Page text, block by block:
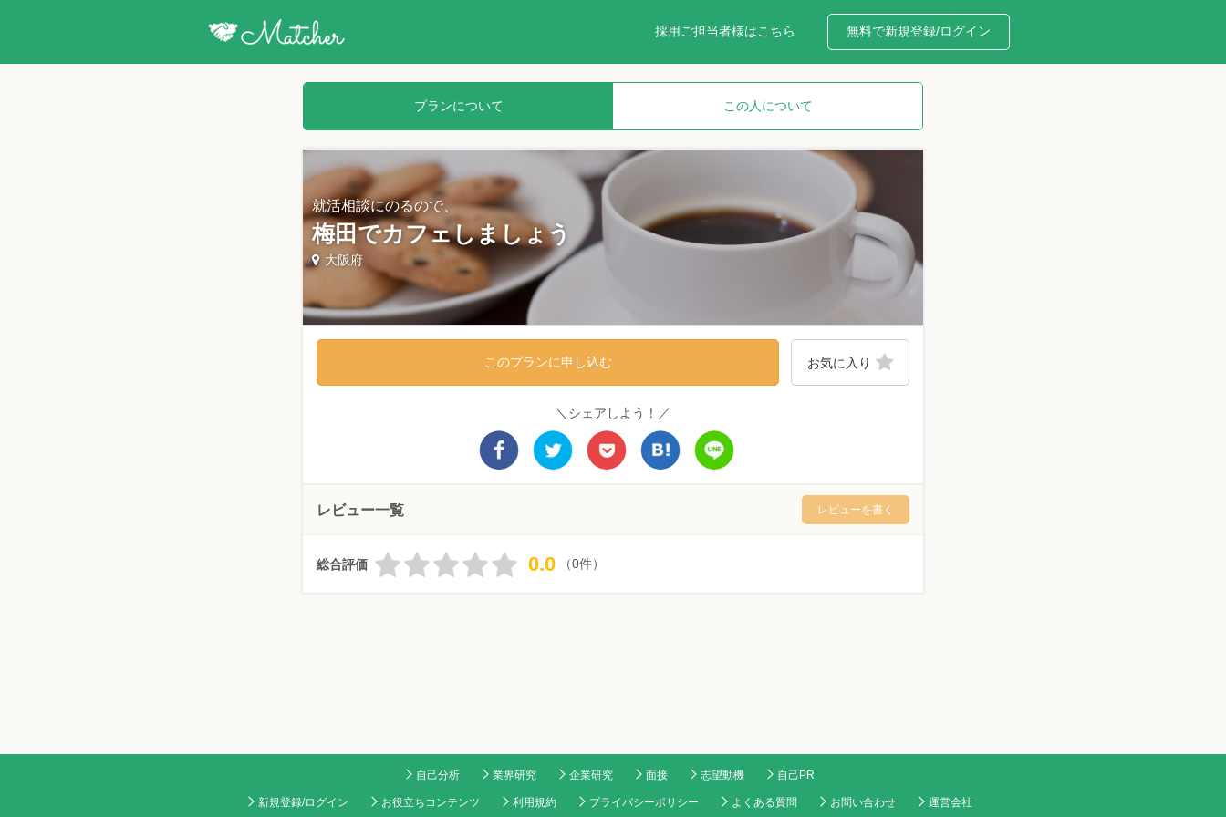
無料で新規登録/ログイン
採用ご担当者様はこちら
プランについて この人について
就活相談にのるので、
梅田でカフェしましょう
大阪府
このプランに申し込む お気に入り
＼シェアしよう！／
レビュー一覧 レビューを書く
総合評価 0.0 （0件）
自己分析 業界研究 企業研究 面接 志望動機 自己PR
新規登録/ログイン お役立ちコンテンツ 利用規約 プライバシーポリシー よくある質問 お問い合わせ 運営会社